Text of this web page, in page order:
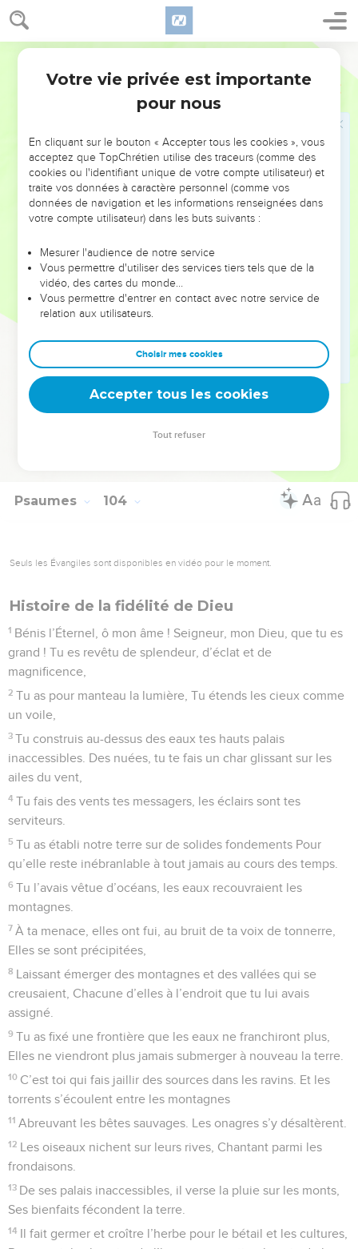
Psaumes 103
Il sait de quelle pâte nous sommes façonnés, Il se rappelle
bien que nous sommes poussière.
L’homme : faible mortel ! Ses jours sont comme l’herbe ;
Comme une fleur des champs, le voici qui fleurit !
lieu qu’elle occupait ne la reconnaît plus.
Mais l’amour du Seigneur va d’une éternité À l’autre
éternité pour ceux qui le révèrent. Sa justice s’étend à leurs
petits-enfants.
Elle est pour ceux qui gardent, fidèles, son alliance, Pour
ceux qui se souviennent de ses commandements Pour les
Dans les cieux, l’Éternel a établi son trône : Il est le Roi, le
Maître de l’univers entier.
Bénissez l’Éternel, vous tous, anges puissants, Qui faites
ce qu’il dit dès que vous entendez l’accent de son appel !
Bénissez l’Éternel, vous toutes ses armées, Vous qui, à
son service, faites sa volonté.
Bénissez l’Éternel, toutes ses créatures, partout où il
gouverne ! Et toi, mon âme aussi, bénis donc (l’Éternel) !
Psaumes 104
Seuls les Évangiles sont disponibles en vidéo pour le moment.
Histoire de la fidélité de Dieu
1 Bénis l’Éternel, ô mon âme ! Seigneur, mon Dieu, que tu es
grand ! Tu es revêtu de splendeur, d’éclat et de
magnificence,
2 Tu as pour manteau la lumière, Tu étends les cieux comme
un voile,
3 Tu construis au-dessus des eaux tes hauts palais
inaccessibles. Des nuées, tu te fais un char glissant sur les
ailes du vent,
4 Tu fais des vents tes messagers, les éclairs sont tes
serviteurs.
5 Tu as établi notre terre sur de solides fondements Pour
qu’elle reste inébranlable à tout jamais au cours des temps.
6 Tu l’avais vêtue d’océans, les eaux recouvraient les
montagnes.
7 À ta menace, elles ont fui, au bruit de ta voix de tonnerre,
Elles se sont précipitées,
8 Laissant émerger des montagnes et des vallées qui se
creusaient, Chacune d’elles à l’endroit que tu lui avais
assigné.
9 Tu as fixé une frontière que les eaux ne franchiront plus,
Elles ne viendront plus jamais submerger à nouveau la terre.
10 C’est toi qui fais jaillir des sources dans les ravins. Et les
torrents s’écoulent entre les montagnes
11 Abreuvant les bêtes sauvages. Les onagres s’y désaltèrent.
12 Les oiseaux nichent sur leurs rives, Chantant parmi les
frondaisons.
13 De ses palais inaccessibles, il verse la pluie sur les monts,
Ses bienfaits fécondent la terre.
14 Il fait germer et croître l’herbe pour le bétail et les cultures,
Votre vie privée est importante
pour nous
En cliquant sur le bouton « Accepter tous les cookies », vous
acceptez que TopChrétien utilise des traceurs (comme des
cookies ou l'identifiant unique de votre compte utilisateur) et
traite vos données à caractère personnel (comme vos
données de navigation et les informations renseignées dans
votre compte utilisateur) dans les buts suivants :
Mesurer l'audience de notre service
Vous permettre d'utiliser des services tiers tels que de la
vidéo, des cartes du monde…
Vous permettre d'entrer en contact avec notre service de
relation aux utilisateurs.
Choisir mes cookies
Accepter tous les cookies
Tout refuser